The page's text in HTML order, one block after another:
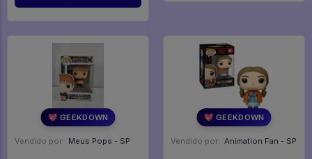
💖 GEEKDOWN
Vendido por: Meus Pops - SP
💖 GEEKDOWN
Vendido por: Animation Fan - SP